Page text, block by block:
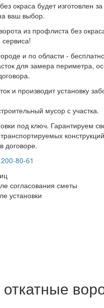
окраса будет изготовлен
ваш выбор.
из профлиста без
и по области -
для замера периметра,
и производит установку
мусор с участка.
под ключ. Гарантируем
договоре.
80-61
согласования сметы
установки